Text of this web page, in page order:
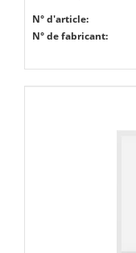
N° d'article:
N° de fabricant: